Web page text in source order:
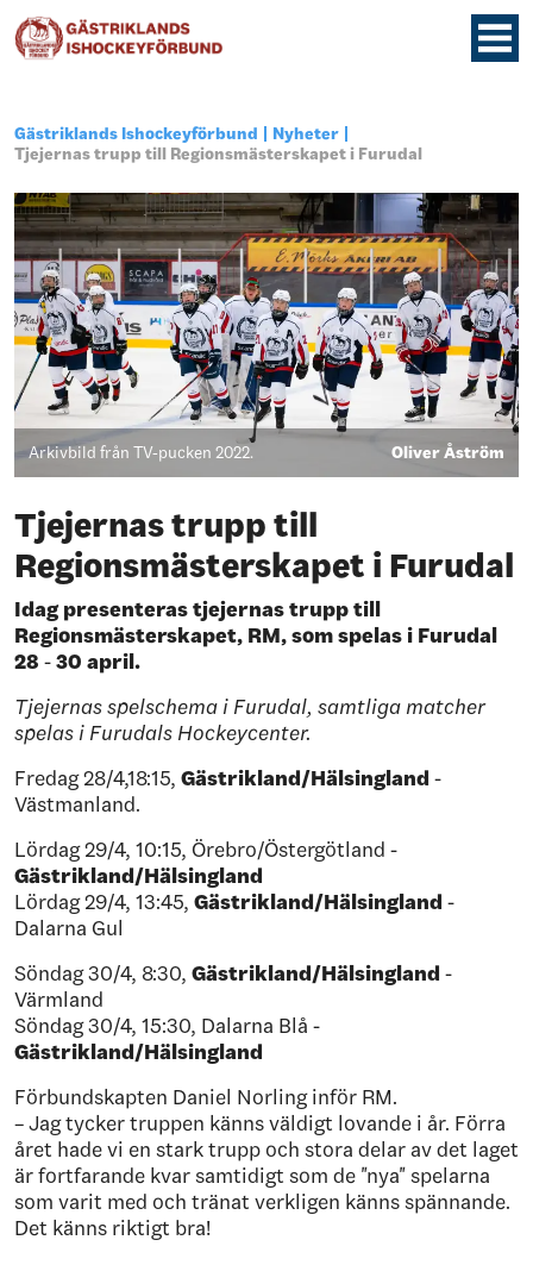
Gästriklands Ishockeyförbund
Nyheter
Tjejernas trupp till Regionsmästerskapet i Furudal
Arkivbild från TV-pucken 2022. Oliver Åström
Tjejernas trupp till
Regionsmästerskapet i Furudal
Idag presenteras tjejernas trupp till
Regionsmästerskapet, RM, som spelas i Furudal
28 -30 april.
Tjejernas spelschema i Furudal, samtliga matcher
spelas i Furudals Hockeycenter.
Fredag 28/4,18:15, Gästrikland/Hälsingland -
Västmanland.
Lördag 29/4, 10:15, Örebro/Östergötland -
Gästrikland/Hälsingland
Lördag 29/4, 13:45, Gästrikland/Hälsingland -
Dalarna Gul
Söndag 30/4, 8:30, Gästrikland/Hälsingland -
Värmland
Söndag 30/4, 15:30, Dalarna Blå -
Gästrikland/Hälsingland
Förbundskapten Daniel Norling inför RM.
– Jag tycker truppen känns väldigt lovande i år. Förra
året hade vi en stark trupp och stora delar av det laget
är fortfarande kvar samtidigt som de "nya" spelarna
som varit med och tränat verkligen känns spännande.
Det känns riktigt bra!